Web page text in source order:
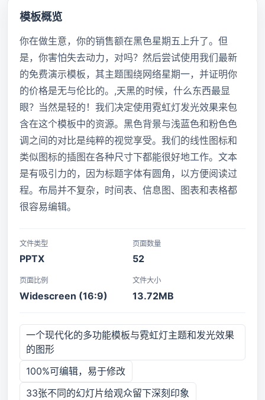
模板概览
你在做生意，你的销售额在黑色星期五上升了。但
是，你害怕失去动力，对吗？然后尝试使用我们最新
的免费演示模板，其主题围绕网络星期一，并证明你
的价格是无与伦比的。,天黑的时候，什么东西最显
眼？当然是轻的！我们决定使用霓虹灯发光效果来包
含在这个模板中的资源。黑色背景与浅蓝色和粉色色
调之间的对比是纯粹的视觉享受。我们的线性图标和
类似图标的插图在各种尺寸下都能很好地工作。文本
是有吸引力的，因为标题字体有圆角，以方便阅读过
程。布局并不复杂，时间表、信息图、图表和表格都
很容易编辑。
文件类型
PPTX
页面数量
52
页面比例
Widescreen (16:9)
文件大小
13.72MB
一个现代化的多功能模板与霓虹灯主题和发光效果
的图形
100%可编辑，易于修改
33张不同的幻灯片给观众留下深刻印象